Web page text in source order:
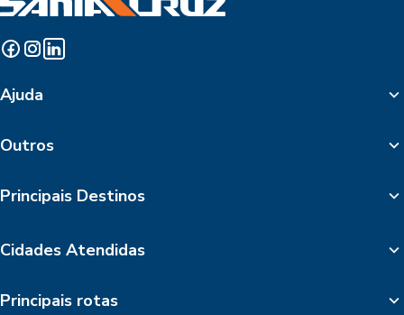
Ajuda
Outros
Principais Destinos
Cidades Atendidas
Principais rotas